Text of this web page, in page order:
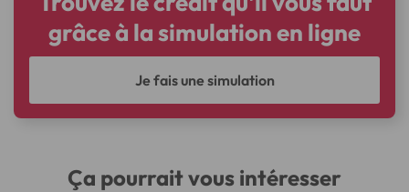
grâce à la simulation en ligne
Je fais une simulation
Ça pourrait vous intéresser